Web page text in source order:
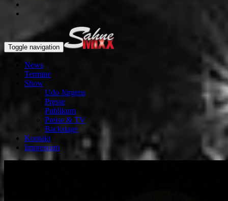
Toggle navigation
News
Termine
Show
Udo Jürgens
Presse
Publikum
Preise & TV
Backstage
Kontakt
Impressum